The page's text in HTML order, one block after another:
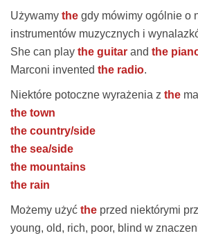
Używamy the gdy mówimy ogólnie o
instrumentów muzycznych i
She can play the guitar and the
Marconi invented the radio.
Niektóre potoczne wyrażenia z the
the town
the country/side
the sea/side
the mountains
the rain
Możemy użyć the przed niektórymi
young, old, rich, poor, blind w